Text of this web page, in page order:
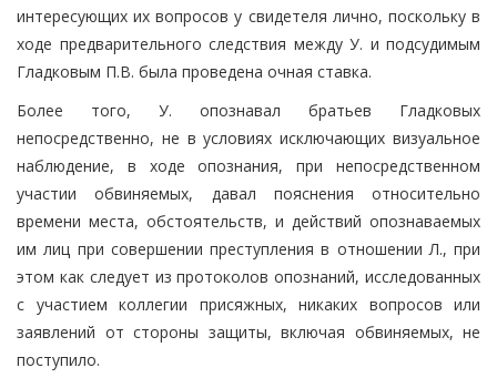
интересующих их вопросов у свидетеля лично, поскольку в
ходе предварительного следствия между У. и подсудимым
Гладковым П.В. была проведена очная ставка.
Более того, У. опознавал братьев Гладковых
непосредственно, не в условиях исключающих визуальное
наблюдение, в ходе опознания, при непосредственном
участии обвиняемых, давал пояснения относительно
времени места, обстоятельств, и действий опознаваемых
им лиц при совершении преступления в отношении Л., при
этом как следует из протоколов опознаний, исследованных
с участием коллегии присяжных, никаких вопросов или
заявлений от стороны защиты, включая обвиняемых, не
поступило.